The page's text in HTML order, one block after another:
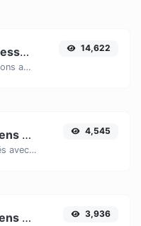
Recherche d'adresse IP
Obtenir des informations approximatives sur l'adresse IP.
14,622
Générateur de liens horodatés YouTube
Liens YouTube générés avec horodatage de début précis, utiles pour les utilisateurs mobiles.
4,545
Générateur de liens UTM 3,936